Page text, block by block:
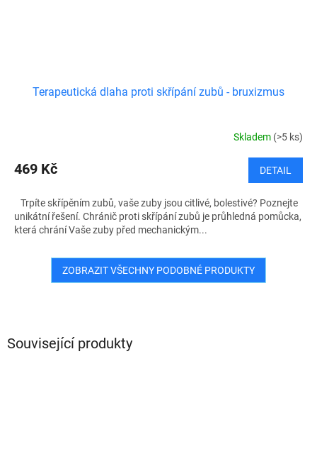
Související produkty
Terapeutická dlaha proti skřípání zubů - bruxizmus
Skladem (>5 ks)
469 Kč DETAIL
Trpíte skřípěním zubů, vaše zuby jsou citlivé, bolestivé? Poznejte
unikátní řešení. Chránič proti skřípání zubů je průhledná pomůcka,
která chrání Vaše zuby před mechanickým...
ZOBRAZIT VŠECHNY PODOBNÉ PRODUKTY